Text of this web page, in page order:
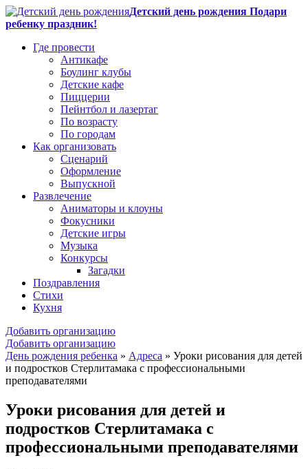
Детский день рождения Подари
ребенку праздник!
Где провести
Антикафе
Боулинг клубы
Детские кафе
Пиццерии
Пейнтбол и лазертаг
По возрасту
По городам
Как организовать
Сценарий
Оформление
Выпускной
Развлечение
Аниматоры и клоуны
Фокусники
Детские игры
Музыка
Конкурсы
Загадки
Поздравления
Стихи
Кухня
Добавить организацию
Добавить организацию
День рождения ребенка » Адреса » Уроки рисования для детей
и подростков Стерлитамака с профессиональными
преподавателями
Уроки рисования для детей и
подростков Стерлитамака с
профессиональными преподавателями